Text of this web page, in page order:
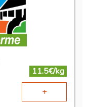
11.5€/kg
+